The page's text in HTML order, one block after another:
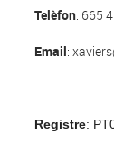
Telèfon: 665
Email:
Registre: